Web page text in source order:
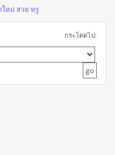
หม่ สวย หรู
กระโดดไป: